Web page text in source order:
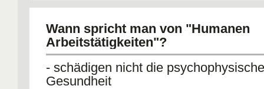
Wann spricht man von "Humanen
Arbeitstätigkeiten"?
- schädigen nicht die psychophysische
Gesundheit